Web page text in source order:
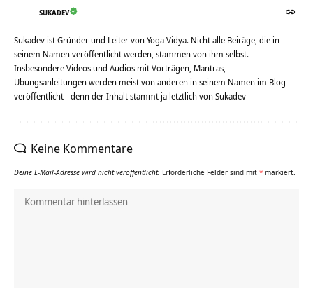
SUKADEV
Sukadev ist Gründer und Leiter von Yoga Vidya. Nicht alle Beiräge, die in
seinem Namen veröffentlicht werden, stammen von ihm selbst.
Insbesondere Videos und Audios mit Vorträgen, Mantras,
Übungsanleitungen werden meist von anderen in seinem Namen im Blog
veröffentlicht - denn der Inhalt stammt ja letztlich von Sukadev
Keine Kommentare
Deine E-Mail-Adresse wird nicht veröffentlicht. Erforderliche Felder sind mit * markiert.